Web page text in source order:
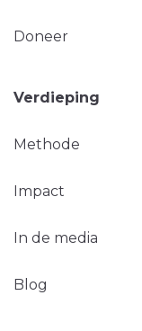
Doneer
Verdieping
Methode
Impact
In de media
Blog